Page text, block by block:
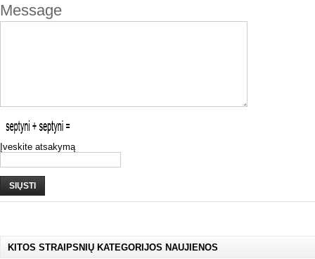
Message
Įveskite atsakymą
SIŲSTI
KITOS STRAIPSNIŲ KATEGORIJOS NAUJIENOS